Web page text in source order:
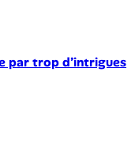
par trop d’intrigues